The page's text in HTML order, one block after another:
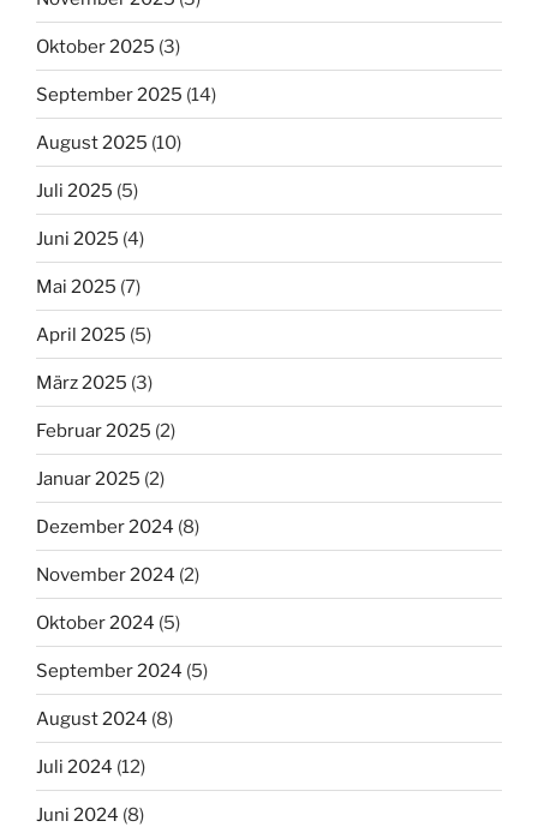
Oktober 2025 (3)
September 2025 (14)
August 2025 (10)
Juli 2025 (5)
Juni 2025 (4)
Mai 2025 (7)
April 2025 (5)
März 2025 (3)
Februar 2025 (2)
Januar 2025 (2)
Dezember 2024 (8)
November 2024 (2)
Oktober 2024 (5)
September 2024 (5)
August 2024 (8)
Juli 2024 (12)
Juni 2024 (8)